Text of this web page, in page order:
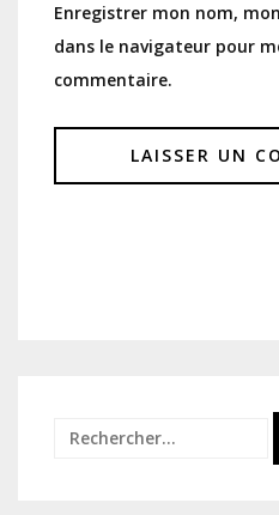
Enregistrer mon nom,
dans le navigateur pour
commentaire.
Rechercher :